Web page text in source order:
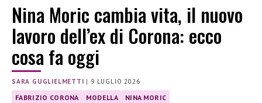
Nina Moric cambia vita, il nuovo
lavoro dell’ex di Corona: ecco
cosa fa oggi
SARA GUGLIELMETTI | 9 LUGLIO 2026
FABRIZIO CORONA MODELLA NINA MORIC